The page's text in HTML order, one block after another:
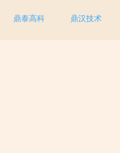
鼎泰高科 鼎汉技术